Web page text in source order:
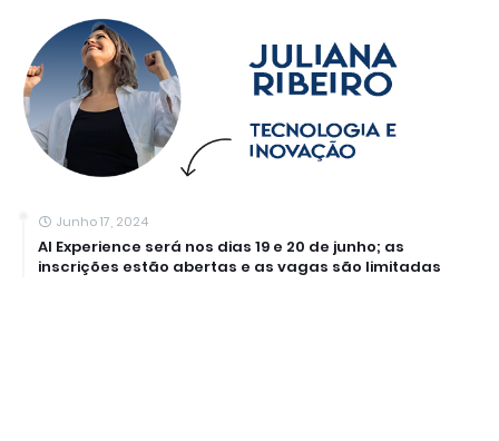
Junho 17, 2024
AI Experience será nos dias 19 e 20 de junho; as
inscrições estão abertas e as vagas são limitadas